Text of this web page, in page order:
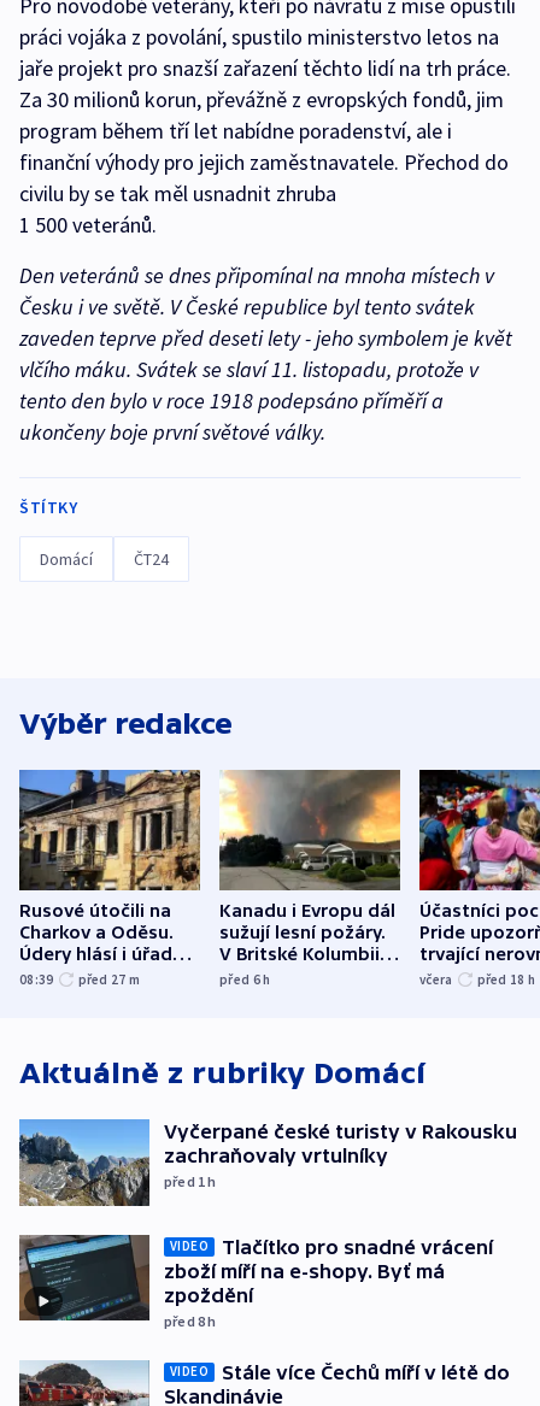
Pro novodobé veterány, kteří po návratu z mise opustili
práci vojáka z povolání, spustilo ministerstvo letos na
jaře projekt pro snazší zařazení těchto lidí na trh práce.
Za 30 milionů korun, převážně z evropských fondů, jim
program během tří let nabídne poradenství, ale i
finanční výhody pro jejich zaměstnavatele. Přechod do
civilu by se tak měl usnadnit zhruba
1 500 veteránů.
Den veteránů se dnes připomínal na mnoha místech v
Česku i ve světě. V České republice byl tento svátek
zaveden teprve před deseti lety - jeho symbolem je květ
vlčího máku. Svátek se slaví 11. listopadu, protože v
tento den bylo v roce 1918 podepsáno příměří a
ukončeny boje první světové války.
ŠTÍTKY
Domácí ČT24
Výběr redakce
Rusové útočili na
Charkov a Oděsu.
Údery hlásí i úřady v
Bělgorodu
08:39 před 27 m
Kanadu i Evropu dál
sužují lesní požáry.
V Britské Kolumbii
evakuovali tisíce lidí
před 6h
Účastníci
Pride
trvající
včera před 18 h
Aktuálně z rubriky Domácí
Vyčerpané české turisty v Rakousku
zachraňovaly vrtulníky
před 1h
VIDEO
Tlačítko pro snadné vrácení
zboží míří na e-shopy. Byť má
zpoždění
před 8h
VIDEO
Stále více Čechů míří v létě do
Skandinávie